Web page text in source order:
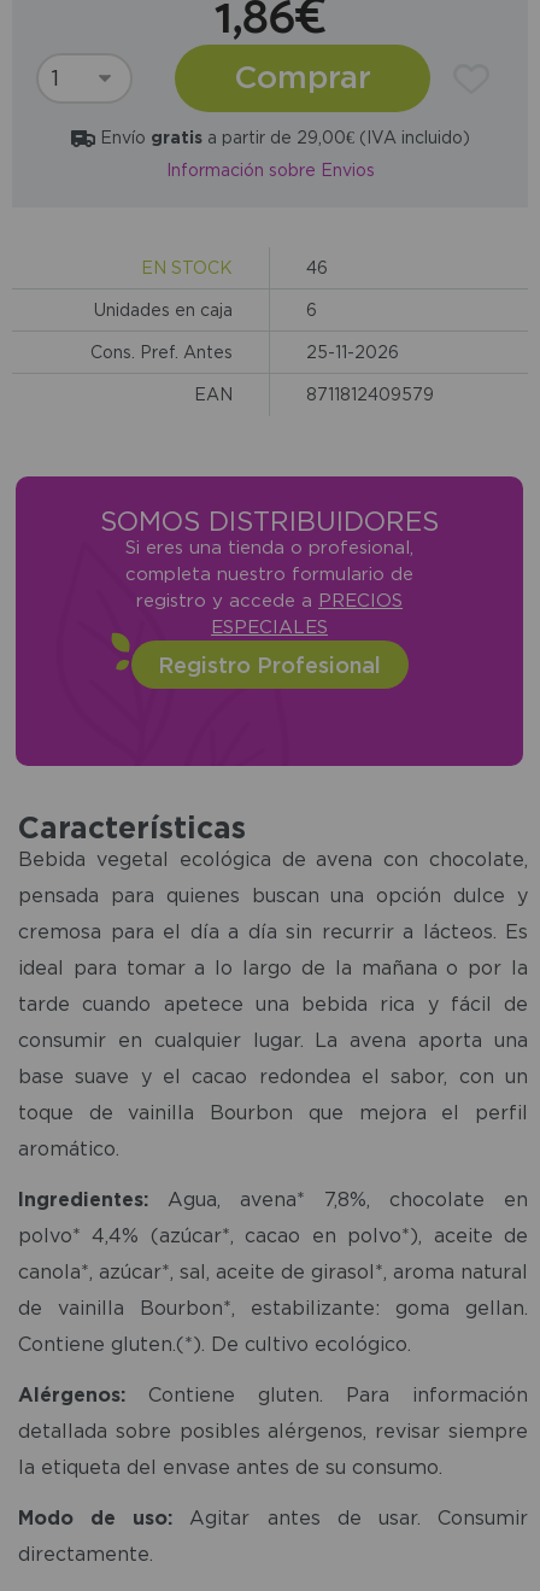
1,86€
Comprar
Envío gratisa partir de 29,00€ (IVA incluido)
Información sobre Envios
EN STOCK 46
Unidades en caja 6
Cons. Pref. Antes 25-11-2026
EAN 8711812409579
SOMOS DISTRIBUIDORES
Si eres una tienda o profesional,
completa nuestro formulario de
registro y accede a PRECIOS
ESPECIALES
Registro Profesional
Características
Bebida vegetal ecológica de avena con chocolate,
pensada para quienes buscan una opción dulce y
cremosa para el día a día sin recurrir a lácteos. Es
ideal para tomar a lo largo de la mañana o por la
tarde cuando apetece una bebida rica y fácil de
consumir en cualquier lugar. La avena aporta una
base suave y el cacao redondea el sabor, con un
toque de vainilla Bourbon que mejora el perfil
aromático.
Ingredientes: Agua, avena* 7,8%, chocolate en
polvo* 4,4% (azúcar*, cacao en polvo*), aceite de
canola*, azúcar*, sal, aceite de girasol*, aroma natural
de vainilla Bourbon*, estabilizante: goma gellan.
Contiene gluten.(*). De cultivo ecológico.
Alérgenos: Contiene gluten. Para información
detallada sobre posibles alérgenos, revisar siempre
la etiqueta del envase antes de su consumo.
Modo de uso: Agitar antes de usar. Consumir
directamente.